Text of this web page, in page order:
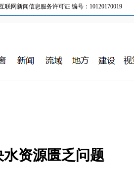
网新闻信息服务许可证 编号：10120170019
资源匮乏问题